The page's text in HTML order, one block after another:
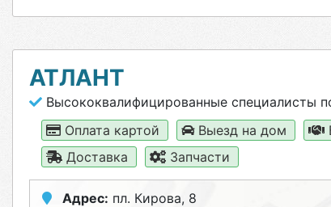
АТЛАНТ
Высококвалифицированные специалисты
Оплата картой
Выезд на дом
Доставка
Запчасти
Адрес: пл. Кирова, 8